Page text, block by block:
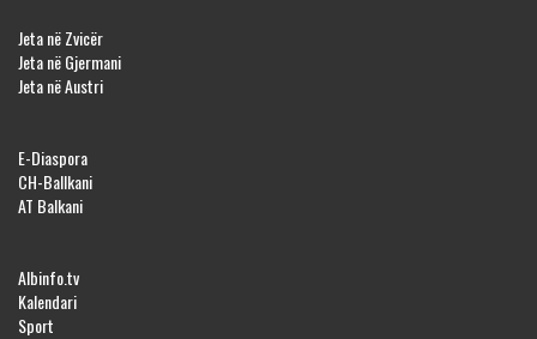
Jeta në Zvicër
Jeta në Gjermani
Jeta në Austri
E-Diaspora
CH-Ballkani
AT Balkani
Albinfo.tv
Kalendari
Sport